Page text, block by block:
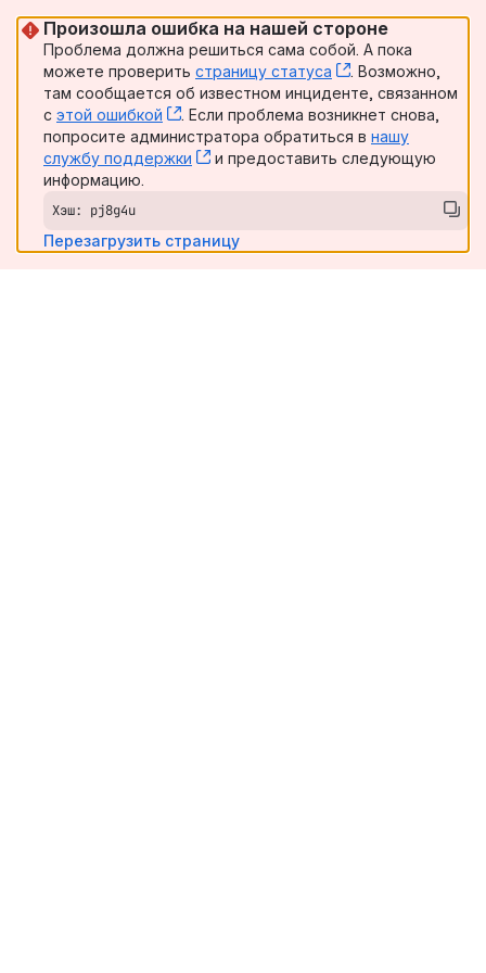
Произошла ошибка на нашей стороне
Проблема должна решиться сама собой. А пока
можете проверить страницу статуса , (opens new
. Возможно,
там сообщается об известном инциденте, связанном
с этой ошибкой , (opens new window)
. Если проблема возникнет снова,
попросите администратора обратиться в нашу
службу поддержки
, (opens new window)
и предоставить следующую
информацию.
Хэш: pj8g4u
Перезагрузить страницу